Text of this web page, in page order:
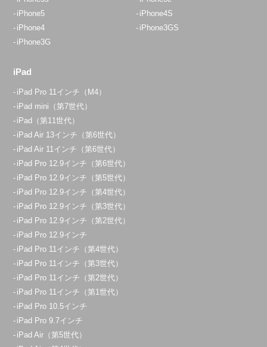
iPhone5
iPhone4S
iPhone4
iPhone3GS
iPhone3G
iPad
iPad Pro 11インチ（M4）
iPad mini（第7世代）
iPad（第11世代）
iPad Air 13インチ（第6世代）
iPad Air 11インチ（第6世代）
iPad Pro 12.9インチ（第6世代）
iPad Pro 12.9インチ（第5世代）
iPad Pro 12.9インチ（第4世代）
iPad Pro 12.9インチ（第3世代）
iPad Pro 12.9インチ（第2世代）
iPad Pro 12.9インチ
iPad Pro 11インチ（第4世代）
iPad Pro 11インチ（第3世代）
iPad Pro 11インチ（第2世代）
iPad Pro 11インチ（第1世代）
iPad Pro 10.5インチ
iPad Pro 9.7インチ
iPad Air（第5世代）